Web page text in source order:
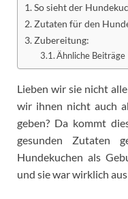
So sieht der
Zutaten für den
Zubereitung:
Ähnliche Beiträge
Lieben wir sie nicht
wir ihnen nicht auch
geben? Da kommt
gesunden Zutaten
Hundekuchen als
und sie war wirklich